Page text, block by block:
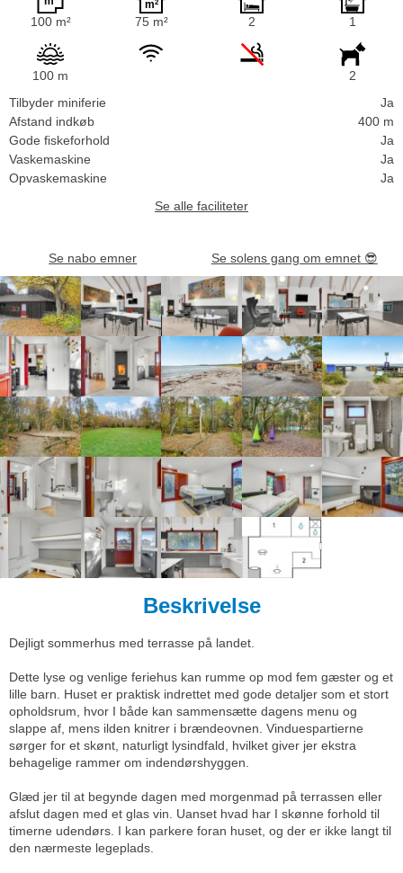
100 m² 75 m² 2 1
100 m
2
Tilbyder miniferie
Ja
Afstand indkøb
400 m
Gode fiskeforhold
Ja
Vaskemaskine
Ja
Opvaskemaskine
Ja
Se alle faciliteter
Se nabo emner Se solens gang om emnet 😎
Beskrivelse
Dejligt sommerhus med terrasse på landet.
Dette lyse og venlige feriehus kan rumme op mod fem gæster og et
lille barn. Huset er praktisk indrettet med gode detaljer som et stort
opholdsrum, hvor I både kan sammensætte dagens menu og
slappe af, mens ilden knitrer i brændeovnen. Vinduespartierne
sørger for et skønt, naturligt lysindfald, hvilket giver jer ekstra
behagelige rammer om indendørshyggen.
Glæd jer til at begynde dagen med morgenmad på terrassen eller
afslut dagen med et glas vin. Uanset hvad har I skønne forhold til
timerne udendørs. I kan parkere foran huset, og der er ikke langt til
den nærmeste legeplads.